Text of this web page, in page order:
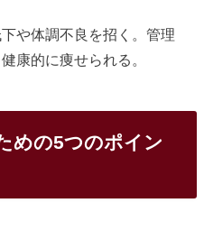
や体調不良を招く。管理
康的に痩せられる。
めの5つのポイン